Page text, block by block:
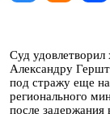
Суд удовлетворил
Александру
под стражу еще
регионального
после задержания